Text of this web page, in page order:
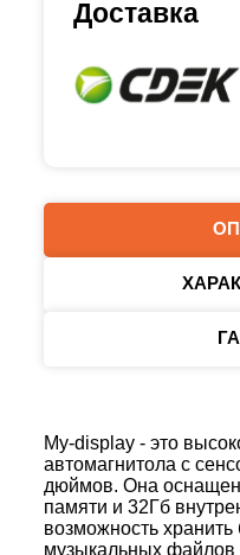
My-display - это
автомагнитола с
дюймов. Она
памяти и 32Гб
возможность
музыкальных файлов
Доставка